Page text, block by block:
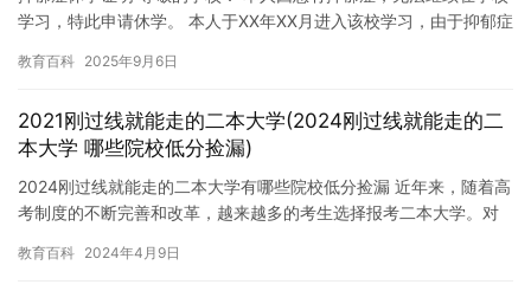
学习，特此申请休学。 本人于XX年XX月进入该校学习，由于抑郁症
教育百科 2025年9月6日
2021刚过线就能走的二本大学(2024刚过线就能走的二
本大学 哪些院校低分捡漏)
2024刚过线就能走的二本大学有哪些院校低分捡漏 近年来，随着高
考制度的不断完善和改革，越来越多的考生选择报考二本大学。对
教育百科 2024年4月9日